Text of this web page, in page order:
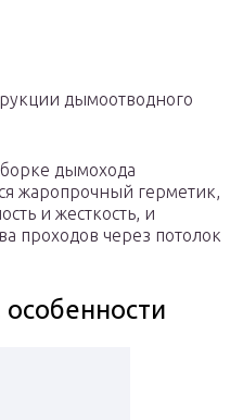
дымоотводного
дымохода
жаропрочный герметик,
и жесткость, и
проходов через потолок